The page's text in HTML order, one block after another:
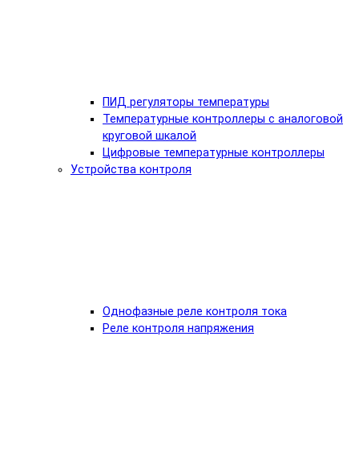
ПИД регуляторы температуры
Температурные контроллеры с аналоговой
круговой шкалой
Цифровые температурные контроллеры
Устройства контроля
Однофазные реле контроля тока
Реле контроля напряжения